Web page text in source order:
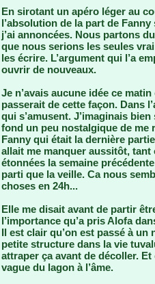
En sirotant un apéro léger au
l’absolution de la part de
j’ai annoncées. Nous partons
que nous serions les seules
les écrire. L’argument qui l’a
ouvrir de nouveaux.
Je n’avais aucune idée ce
passerait de cette façon. Dans
qui s’amusent. J’imaginais
fond un peu nostalgique de me
Fanny qui était la dernière
allait me manquer aussitôt,
étonnées la semaine
parti que la veille. Ca nous
choses en 24h...
Elle me disait avant de partir
l’importance qu’a pris Alofa
Il est clair qu’on est passé à
petite structure dans la vie
attraper ça avant de décoller.
vague du lagon à l’âme.